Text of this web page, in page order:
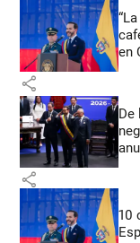
en
share
De
share
10